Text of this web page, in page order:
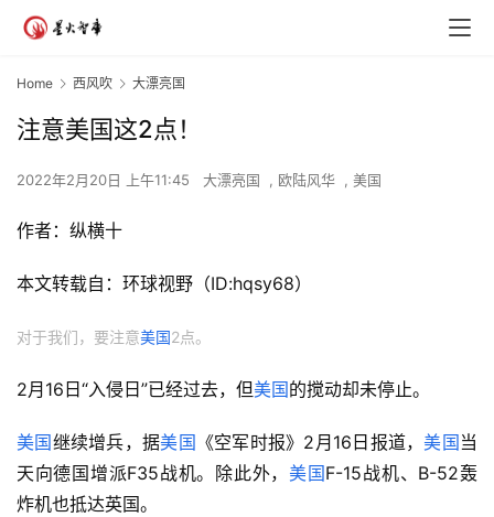
Home 西风吹 大漂亮国
注意美国这2点！
2022年2月20日 上午11:45 大漂亮国 , 欧陆风华 , 美国
作者：纵横十
本文转载自：环球视野（ID:hqsy68）
对于我们，要注意美国2点。
2月16日“入侵日”已经过去，但美国的搅动却未停止。
美国继续增兵，据美国 《空军时报》2月16日报道，美国 当
天向德国增派F35战机。除此外， 美国F-15战机、B-52轰
炸机也抵达英国。